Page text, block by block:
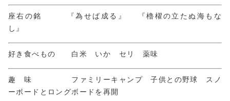
座右の銘 『為せば成る』 『櫓櫂の立たぬ海もな
し』
好き食べもの 白米 いか セリ 薬味
趣 味 ファミリーキャンプ 子供との野球 スノ
ーボードとロングボードを再開